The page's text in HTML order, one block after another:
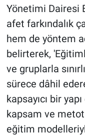
Yönetimi Dairesi
afet farkındalık
hem de yöntem
belirterek,
ve gruplarla
sürece dâhil
kapsayıcı bir
kapsam ve
eğitim